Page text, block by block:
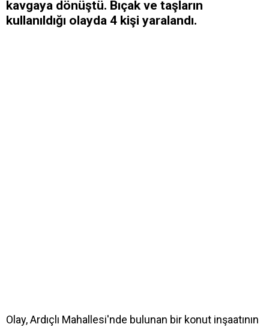
kavgaya dönüştü. Bıçak ve taşların
kullanıldığı olayda 4 kişi yaralandı.
Olay, Ardıçlı Mahallesi'nde bulunan bir konut inşaatının